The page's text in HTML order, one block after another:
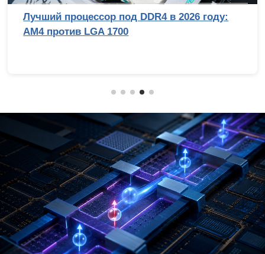
Лучший процессор под DDR4 в 2026 году:
AM4 против LGA 1700